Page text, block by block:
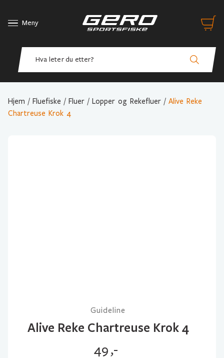
Meny
Hjem / Fluefiske / Fluer / Lopper og Rekefluer / Alive Reke
Chartreuse Krok 4
Guideline
Alive Reke Chartreuse Krok 4
49,-